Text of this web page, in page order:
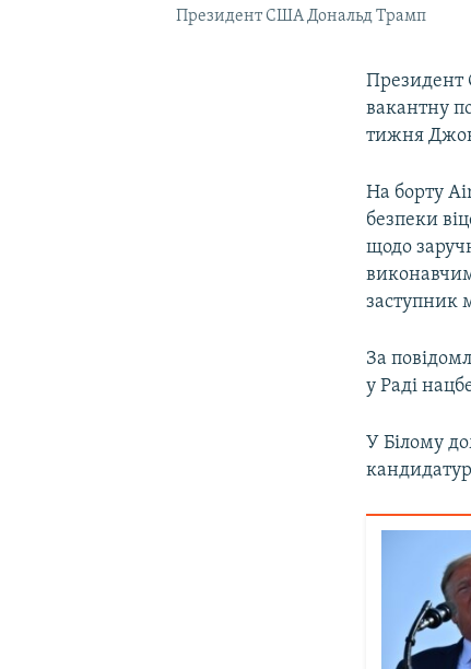
Президент США Дональд Трамп
Президент
вакантну
тижня
На борту
безпеки
щодо
заступник
За
у Раді
У Білому